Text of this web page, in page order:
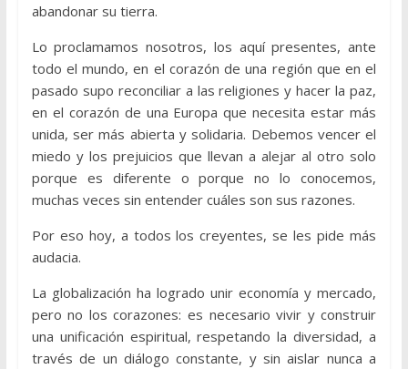
abandonar su tierra.
Lo proclamamos nosotros, los aquí presentes, ante
todo el mundo, en el corazón de una región que en el
pasado supo reconciliar a las religiones y hacer la paz,
en el corazón de una Europa que necesita estar más
unida, ser más abierta y solidaria. Debemos vencer el
miedo y los prejuicios que llevan a alejar al otro solo
porque es diferente o porque no lo conocemos,
muchas veces sin entender cuáles son sus razones.
Por eso hoy, a todos los creyentes, se les pide más
audacia.
La globalización ha logrado unir economía y mercado,
pero no los corazones: es necesario vivir y construir
una unificación espiritual, respetando la diversidad, a
través de un diálogo constante, y sin aislar nunca a